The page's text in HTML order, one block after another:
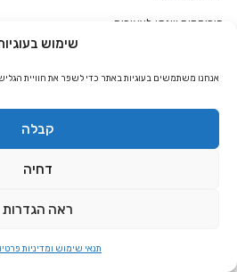
שימוש
אנחנו משתמשים בעוגיות באתר כדי לשפר את חוויית
קבלה
דחיה
ראה הגדרות
תנאי שימוש ומדיניות
הורוסקופ שנתי לצעירים
הטבות לחברי מועדון המטפלים של אלטרנטיבלי
הכל על אסטרולוגיה
הכל על המזל שלך